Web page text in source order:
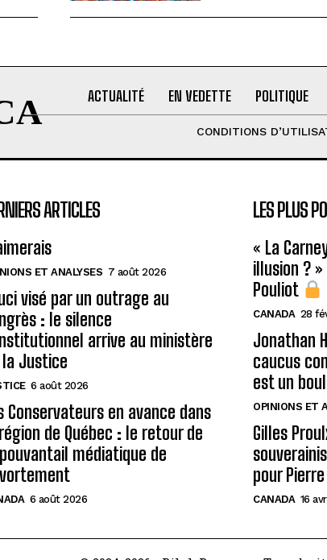
ACTUALITÉ EN VEDETTE POLITIQUE
CONDITIONS
ARTICLES
ET ANALYSES 7 août 2026
visé par un outrage au
: le silence
arrive au ministère
Justice
6 août 2026
Conservateurs en avance dans
de Québec : le retour de
médiatique de
6 août 2026
LES PLUS
« La
illusion ?
Pouliot
CANADA 28
Jonathan
caucus
est un
OPINIONS ET
Gilles
pour
CANADA 16